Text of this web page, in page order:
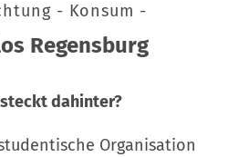
- Konsum -
Regensburg
dahinter?
Organisation